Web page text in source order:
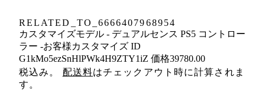
ッ
プ
RELATED_TO_6666407968954
カスタマイズモデル - デュアルセンス PS5 コントロー
ラー -お客様カスタマイズ ID
G1kMo5ezSnHlPWk4H9ZTY1iZ 価格39780.00
税込み。 配送料はチェックアウト時に計算されま
す。